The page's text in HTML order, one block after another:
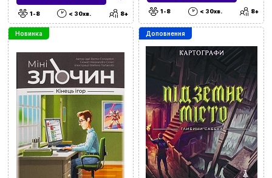
1-8 < 30хв. 8+ 1-8 < 30хв. 8+
Новинка Доповнення